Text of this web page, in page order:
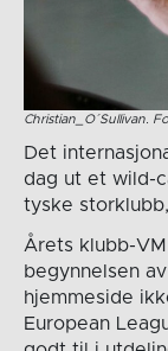
Christian_O´Sullivan.
Det
dag ut et wild-
tyske
Årets klubb-
begynnelsen
hjemmeside
European